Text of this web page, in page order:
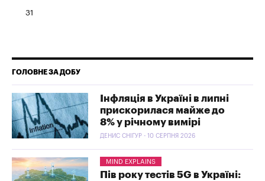
31
ГОЛОВНЕ ЗА ДОБУ
Інфляція в Україні в липні
прискорилася майже до
8% у річному вимірі
ДЕНИС СНІГУР - 10 СЕРПНЯ 2026
MIND EXPLAINS
Пів року тестів 5G в Україні: